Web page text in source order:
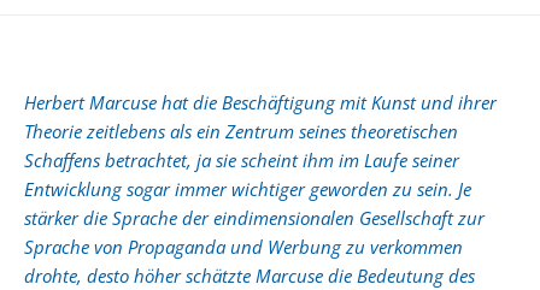
Herbert Marcuse hat die Beschäftigung mit Kunst und ihrer
Theorie zeitlebens als ein Zentrum seines theoretischen
Schaffens betrachtet, ja sie scheint ihm im Laufe seiner
Entwicklung sogar immer wichtiger geworden zu sein. Je
stärker die Sprache der eindimensionalen Gesellschaft zur
Sprache von Propaganda und Werbung zu verkommen
drohte, desto höher schätzte Marcuse die Bedeutung des